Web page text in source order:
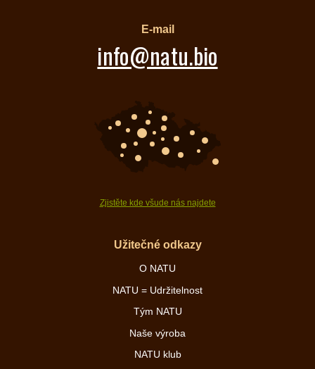
E-mail
info@natu.bio
Zjistěte kde všude nás najdete
Užitečné odkazy
O NATU
NATU = Udržitelnost
Tým NATU
Naše výroba
NATU klub